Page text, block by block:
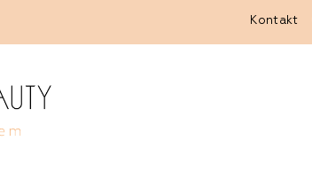
Kontakt